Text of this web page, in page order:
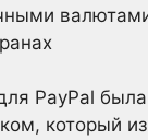
PayPal
который